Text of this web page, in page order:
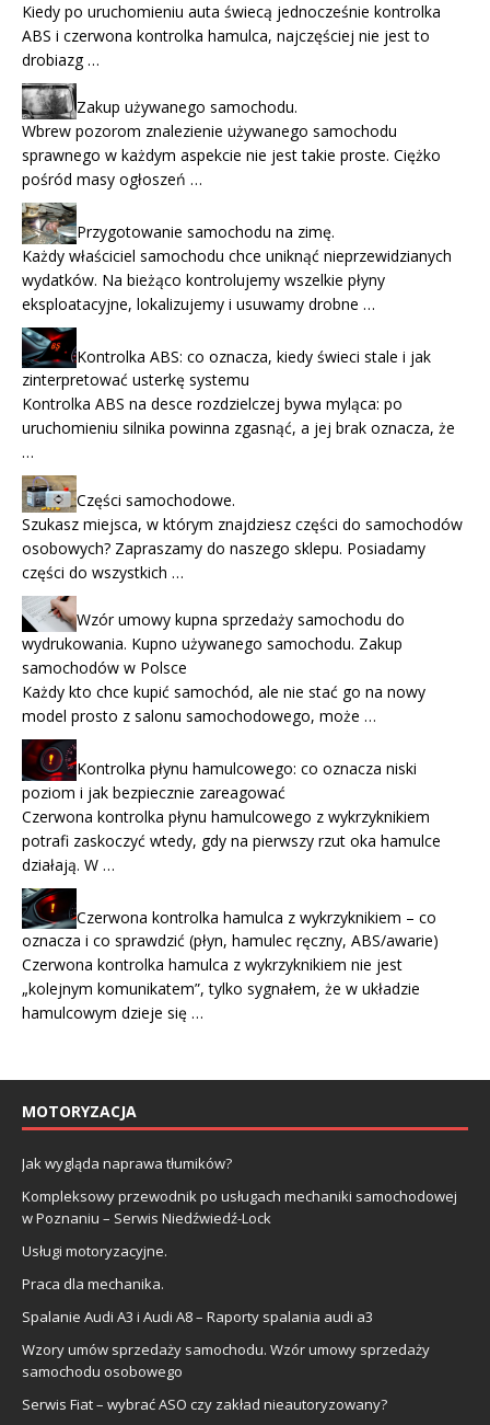
Kiedy po uruchomieniu auta świecą jednocześnie kontrolka
ABS i czerwona kontrolka hamulca, najczęściej nie jest to
drobiazg …
Zakup używanego samochodu.
Wbrew pozorom znalezienie używanego samochodu
sprawnego w każdym aspekcie nie jest takie proste. Ciężko
pośród masy ogłoszeń …
Przygotowanie samochodu na zimę.
Każdy właściciel samochodu chce uniknąć nieprzewidzianych
wydatków. Na bieżąco kontrolujemy wszelkie płyny
eksploatacyjne, lokalizujemy i usuwamy drobne …
Kontrolka ABS: co oznacza, kiedy świeci stale i jak
zinterpretować usterkę systemu
Kontrolka ABS na desce rozdzielczej bywa myląca: po
uruchomieniu silnika powinna zgasnąć, a jej brak oznacza, że
…
Części samochodowe.
Szukasz miejsca, w którym znajdziesz części do samochodów
osobowych? Zapraszamy do naszego sklepu. Posiadamy
części do wszystkich …
Wzór umowy kupna sprzedaży samochodu do
wydrukowania. Kupno używanego samochodu. Zakup
samochodów w Polsce
Każdy kto chce kupić samochód, ale nie stać go na nowy
model prosto z salonu samochodowego, może …
Kontrolka płynu hamulcowego: co oznacza niski
poziom i jak bezpiecznie zareagować
Czerwona kontrolka płynu hamulcowego z wykrzyknikiem
potrafi zaskoczyć wtedy, gdy na pierwszy rzut oka hamulce
działają. W …
Czerwona kontrolka hamulca z wykrzyknikiem – co
oznacza i co sprawdzić (płyn, hamulec ręczny, ABS/awarie)
Czerwona kontrolka hamulca z wykrzyknikiem nie jest
„kolejnym komunikatem”, tylko sygnałem, że w układzie
hamulcowym dzieje się …
MOTORYZACJA
Jak wygląda naprawa tłumików?
Kompleksowy przewodnik po usługach mechaniki samochodowej
w Poznaniu – Serwis Niedźwiedź-Lock
Usługi motoryzacyjne.
Praca dla mechanika.
Spalanie Audi A3 i Audi A8 – Raporty spalania audi a3
Wzory umów sprzedaży samochodu. Wzór umowy sprzedaży
samochodu osobowego
Serwis Fiat – wybrać ASO czy zakład nieautoryzowany?